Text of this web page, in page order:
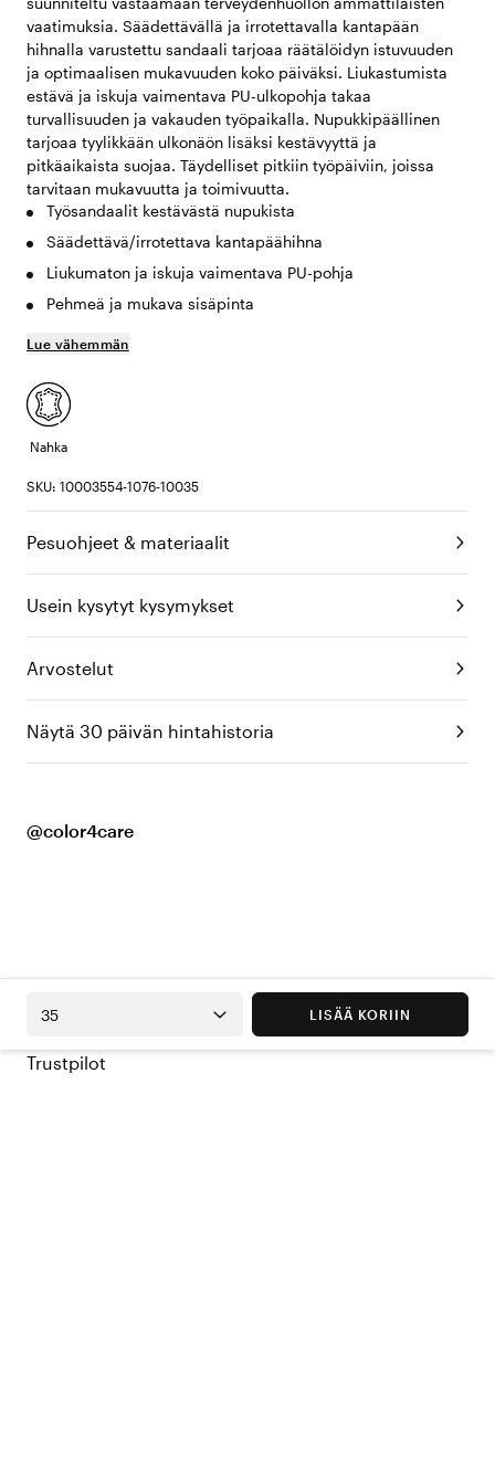
vaatimuksia. Säädettävällä ja irrotettavalla kantapään
hihnalla varustettu sandaali tarjoaa räätälöidyn istuvuuden
ja optimaalisen mukavuuden koko päiväksi. Liukastumista
estävä ja iskuja vaimentava PU-ulkopohja takaa
turvallisuuden ja vakauden työpaikalla. Nupukkipäällinen
tarjoaa tyylikkään ulkonäön lisäksi kestävyyttä ja
pitkäaikaista suojaa. Täydelliset pitkiin työpäiviin, joissa
tarvitaan mukavuutta ja toimivuutta.
Työsandaalit kestävästä nupukista
Säädettävä/irrotettava kantapäähihna
Liukumaton ja iskuja vaimentava PU-pohja
Pehmeä ja mukava sisäpinta
Lue vähemmän
Nahka
SKU: 10003554-1076-10035
Pesuohjeet & materiaalit
Usein kysytyt kysymykset
Arvostelut
Näytä 30 päivän hintahistoria
@color4care
35 LISÄÄ KORIIN
Trustpilot